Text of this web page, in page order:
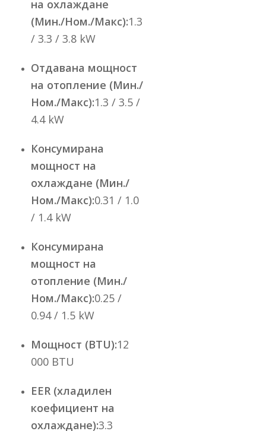
на охлаждане
(Мин./Ном./Макс):1.3
/ 3.3 / 3.8 kW
Отдавана мощност
на отопление (Мин./
Ном./Макс):1.3 / 3.5 /
4.4 kW
Консумирана
мощност на
охлаждане (Мин./
Ном./Макс):0.31 / 1.0
/ 1.4 kW
Консумирана
мощност на
отопление (Мин./
Ном./Макс):0.25 /
0.94 / 1.5 kW
Мощност (BTU):12
000 BTU
EER (хладилен
коефициент на
охлаждане):3.3